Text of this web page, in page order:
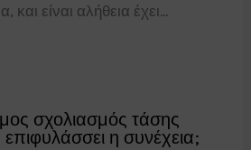
και είναι αλήθεια έχει…
σχολιασμός τάσης
επιφυλάσσει η συνέχεια;